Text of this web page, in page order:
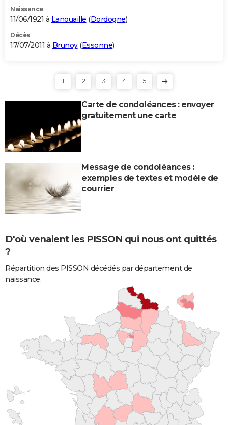
Naissance
11/06/1921 à Lanouaille (Dordogne)
Décès
17/07/2011 à Brunoy(Essonne)
1 2 3 4 5
Carte de condoléances : envoyer
gratuitement une carte
Message de condoléances :
exemples de textes et modèle de
courrier
D'où venaient les PISSON qui nous ont quittés
?
Répartition des PISSON décédés par département de
naissance.